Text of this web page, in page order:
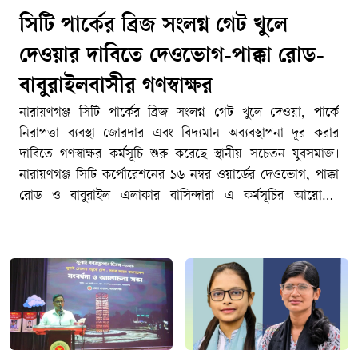
সিটি পার্কের ব্রিজ সংলগ্ন গেট খুলে
দেওয়ার দাবিতে দেওভোগ-পাক্কা রোড-
বাবুরাইলবাসীর গণস্বাক্ষর
নারায়ণগঞ্জ সিটি পার্কের ব্রিজ সংলগ্ন গেট খুলে দেওয়া, পার্কে
নিরাপত্তা ব্যবস্থা জোরদার এবং বিদ্যমান অব্যবস্থাপনা দূর করার
দাবিতে গণস্বাক্ষর কর্মসূচি শুরু করেছে স্থানীয় সচেতন যুবসমাজ।
নারায়ণগঞ্জ সিটি কর্পোরেশনের ১৬ নম্বর ওয়ার্ডের দেওভোগ, পাক্কা
রোড ও বাবুরাইল এলাকার বাসিন্দারা এ কর্মসূচির আয়োজন
আনা জরুরি হয়ে পড়েছে।স্থানীয়দের অভিযোগ, দীর্ঘদিন ধরে সিটি
পার্কে মাদকসেবন, চুরি ও ছিনতাইসহ বিভিন্ন অনাকাঙ্ক্ষিত
কর্মকাণ্ডের অভিযোগ রয়েছে। এতে পার্কের নিরাপত্তা ও পরিবেশ
নিয়ে এলাকাবাসীর মধ্যে উদ্বেগ তৈরি হয়েছে।তারা জানান, পার্কের
কয়েকটি প্রবেশপথ চালু থাকলেও ব্রিজ সংলগ্ন গেটটি দীর্ঘদিন ধরে